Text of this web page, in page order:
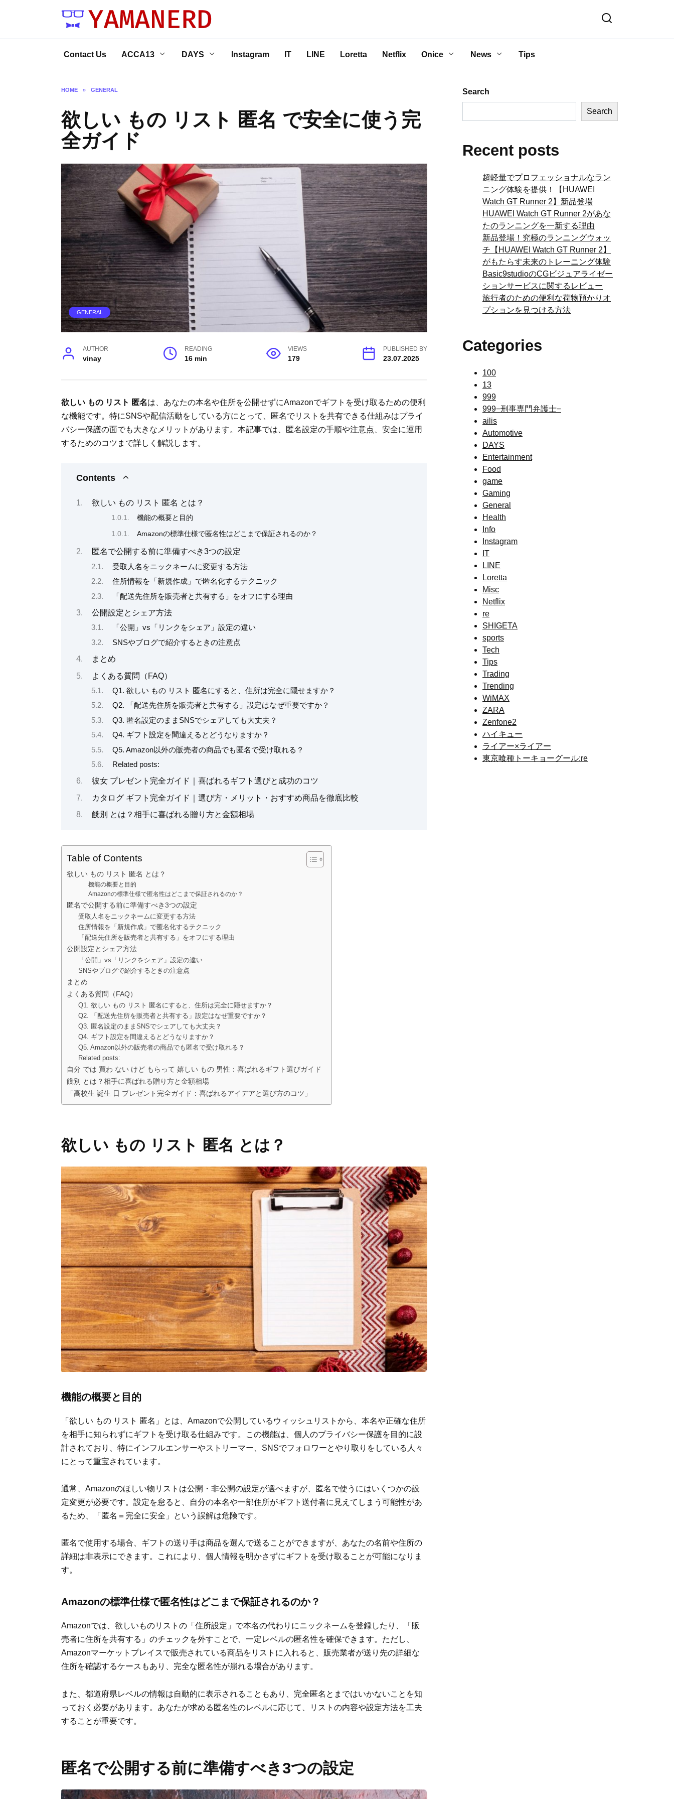
Contact Us ACCA13 DAYS Instagram IT LINE Loretta Netflix Onice News Tips
HOME » GENERAL
欲しい もの リスト 匿名 で安全に使う完
全ガイド
GENERAL
AUTHOR
vinay
READING
16 min
VIEWS
179
PUBLISHED BY
23.07.2025
欲しい もの リスト 匿名は、あなたの本名や住所を公開せずにAmazonでギフトを受け取るための便利
な機能です。特にSNSや配信活動をしている方にとって、匿名でリストを共有できる仕組みはプライ
バシー保護の面でも大きなメリットがあります。本記事では、匿名設定の手順や注意点、安全に運用
するためのコツまで詳しく解説します。
Contents
欲しい もの リスト 匿名 とは？
機能の概要と目的
Amazonの標準仕様で匿名性はどこまで保証されるのか？
匿名で公開する前に準備すべき3つの設定
受取人名をニックネームに変更する方法
住所情報を「新規作成」で匿名化するテクニック
「配送先住所を販売者と共有する」をオフにする理由
公開設定とシェア方法
「公開」vs「リンクをシェア」設定の違い
SNSやブログで紹介するときの注意点
まとめ
よくある質問（FAQ）
Q1. 欲しい もの リスト 匿名にすると、住所は完全に隠せますか？
Q2. 「配送先住所を販売者と共有する」設定はなぜ重要ですか？
Q3. 匿名設定のままSNSでシェアしても大丈夫？
Q4. ギフト設定を間違えるとどうなりますか？
Q5. Amazon以外の販売者の商品でも匿名で受け取れる？
Related posts:
彼女 プレゼント完全ガイド｜喜ばれるギフト選びと成功のコツ
カタログ ギフト完全ガイド｜選び方・メリット・おすすめ商品を徹底比較
餞別 とは？相手に喜ばれる贈り方と金額相場
Table of Contents
欲しい もの リスト 匿名 とは？
機能の概要と目的
Amazonの標準仕様で匿名性はどこまで保証されるのか？
匿名で公開する前に準備すべき3つの設定
受取人名をニックネームに変更する方法
住所情報を「新規作成」で匿名化するテクニック
「配送先住所を販売者と共有する」をオフにする理由
公開設定とシェア方法
「公開」vs「リンクをシェア」設定の違い
SNSやブログで紹介するときの注意点
まとめ
よくある質問（FAQ）
Q1. 欲しい もの リスト 匿名にすると、住所は完全に隠せますか？
Q2. 「配送先住所を販売者と共有する」設定はなぜ重要ですか？
Q3. 匿名設定のままSNSでシェアしても大丈夫？
Q4. ギフト設定を間違えるとどうなりますか？
Q5. Amazon以外の販売者の商品でも匿名で受け取れる？
Related posts:
自分 では 買わ ない けど もらって 嬉しい もの 男性：喜ばれるギフト選びガイド
餞別 とは？相手に喜ばれる贈り方と金額相場
「高校生 誕生 日 プレゼント完全ガイド：喜ばれるアイデアと選び方のコツ」
欲しい もの リスト 匿名 とは？
機能の概要と目的
「欲しい もの リスト 匿名」とは、Amazonで公開しているウィッシュリストから、本名や正確な住所
を相手に知られずにギフトを受け取る仕組みです。この機能は、個人のプライバシー保護を目的に設
計されており、特にインフルエンサーやストリーマー、SNSでフォロワーとやり取りをしている人々
にとって重宝されています。
通常、Amazonのほしい物リストは公開・非公開の設定が選べますが、匿名で使うにはいくつかの設
定変更が必要です。設定を怠ると、自分の本名や一部住所がギフト送付者に見えてしまう可能性があ
るため、「匿名＝完全に安全」という誤解は危険です。
匿名で使用する場合、ギフトの送り手は商品を選んで送ることができますが、あなたの名前や住所の
詳細は非表示にできます。これにより、個人情報を明かさずにギフトを受け取ることが可能になりま
す。
Amazonの標準仕様で匿名性はどこまで保証されるのか？
Amazonでは、欲しいものリストの「住所設定」で本名の代わりにニックネームを登録したり、「販
売者に住所を共有する」のチェックを外すことで、一定レベルの匿名性を確保できます。ただし、
Amazonマーケットプレイスで販売されている商品をリストに入れると、販売業者が送り先の詳細な
住所を確認するケースもあり、完全な匿名性が崩れる場合があります。
また、都道府県レベルの情報は自動的に表示されることもあり、完全匿名とまではいかないことを知
っておく必要があります。あなたが求める匿名性のレベルに応じて、リストの内容や設定方法を工夫
することが重要です。
匿名で公開する前に準備すべき3つの設定
Search
Search
Recent posts
超軽量でプロフェッショナルなラン
ニング体験を提供！【HUAWEI
Watch GT Runner 2】新品登場
HUAWEI Watch GT Runner 2があな
たのランニングを一新する理由
新品登場！究極のランニングウォッ
チ【HUAWEI Watch GT Runner 2】
がもたらす未来のトレーニング体験
Basic9studioのCGビジュアライゼー
ションサービスに関するレビュー
旅行者のための便利な荷物預かりオ
プションを見つける方法
Categories
100
13
999
999−刑事専門弁護士−
ailis
Automotive
DAYS
Entertainment
Food
game
Gaming
General
Health
Info
Instagram
IT
LINE
Loretta
Misc
Netflix
re
SHIGETA
sports
Tech
Tips
Trading
Trending
WiMAX
ZARA
Zenfone2
ハイキュー
ライアー×ライアー
東京喰種トーキョーグール:re